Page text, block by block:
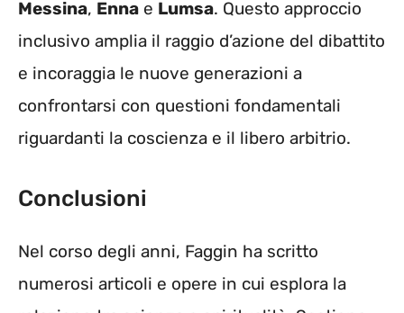
Messina, Enna e Lumsa. Questo approccio
inclusivo amplia il raggio d’azione del dibattito
e incoraggia le nuove generazioni a
confrontarsi con questioni fondamentali
riguardanti la coscienza e il libero arbitrio.
Conclusioni
Nel corso degli anni, Faggin ha scritto
numerosi articoli e opere in cui esplora la